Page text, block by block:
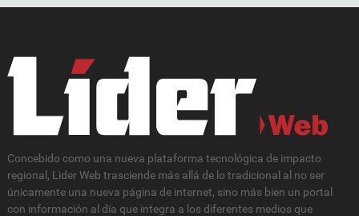
Concebido como una nueva plataforma tecnológica de impacto
regional, Lider Web trasciende más allá de lo tradicional al no ser
únicamente una nueva página de internet, sino más bien un portal
con información al día que integra a los diferentes medios que